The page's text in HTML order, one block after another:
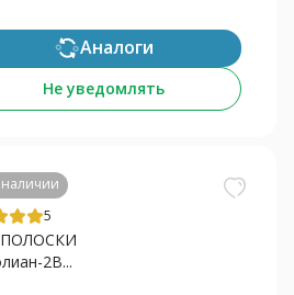
Аналоги
Не уведомлять
наличии
5
2В...